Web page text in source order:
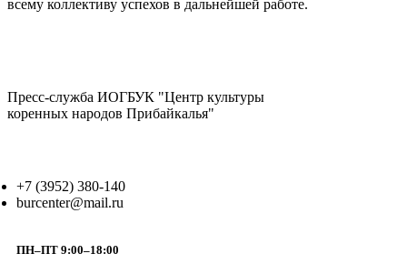
всему коллективу успехов в дальнейшей работе.
Пресс-служба ИОГБУК "Центр культуры
коренных народов Прибайкалья"
+7 (3952) 380-140
burcenter@mail.ru
ПН–ПТ 9:00–18:00